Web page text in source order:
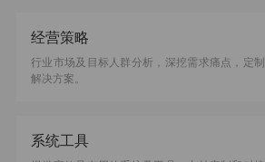
经营策略
行业市场及目标人群分析，深挖需求痛点，定制
解决方案。
系统工具